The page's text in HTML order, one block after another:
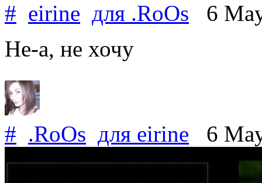
# eirine для .RoOs 6
Не-а, не хочу
# .RoOs для eirine 6